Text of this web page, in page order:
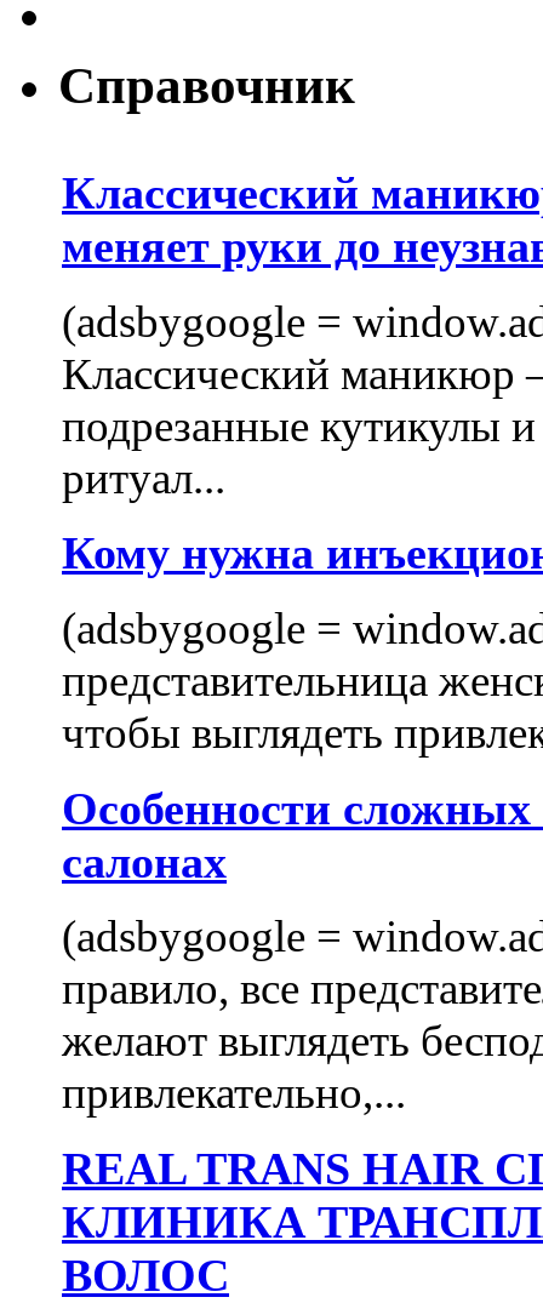
Справочник
Классический
меняет руки до
(adsbygoogle =
Классический маникюр
подрезанные кутикулы
ритуал...
Кому нужна
(adsbygoogle =
представительница
чтобы выглядеть
Особенности
салонах
(adsbygoogle =
правило, все
желают выглядеть
привлекательно,...
REAL TRANS
КЛИНИКА
ВОЛОС